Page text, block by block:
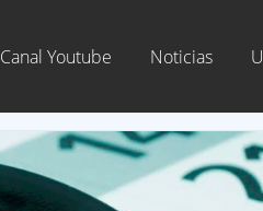
Canal Youtube Noticias